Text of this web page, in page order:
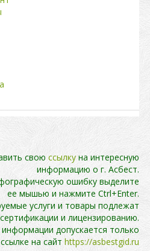
свою ссылку на интересную
информацию о г. Асбест.
ошибку выделите
ее мышью и нажмите Ctrl+Enter.
услуги и товары подлежат
и лицензированию.
допускается только
на сайт https://asbestgid.ru